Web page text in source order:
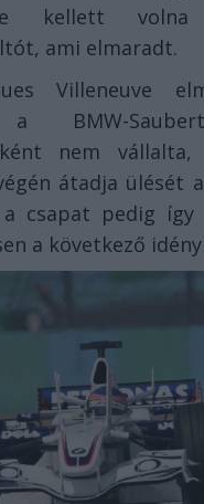
kellett
ami elmaradt.
Villeneuve
BMW-
nem
átadja ülését
a csapat pedig
a következő